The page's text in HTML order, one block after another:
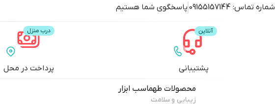
شماره تماس: 09155157144 پاسخگوی شما هستیم
پشتیبانی پرداخت در محل
محصولات طهماسب ابزار
زیبایی و سلامت